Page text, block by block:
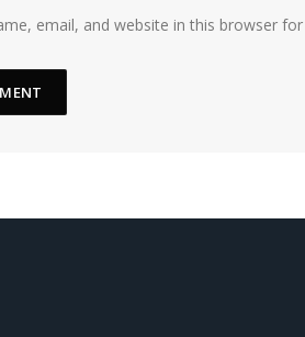
email, and website in this browser